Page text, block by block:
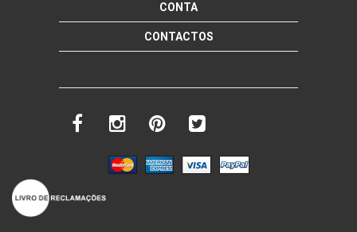
CONTA
CONTACTOS